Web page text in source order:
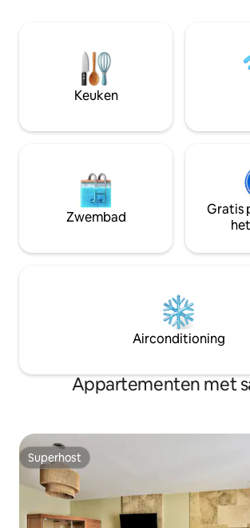
Keuken
Zwembad
Gratis
Airconditioning
Appartementen met
Superhost
Superhost